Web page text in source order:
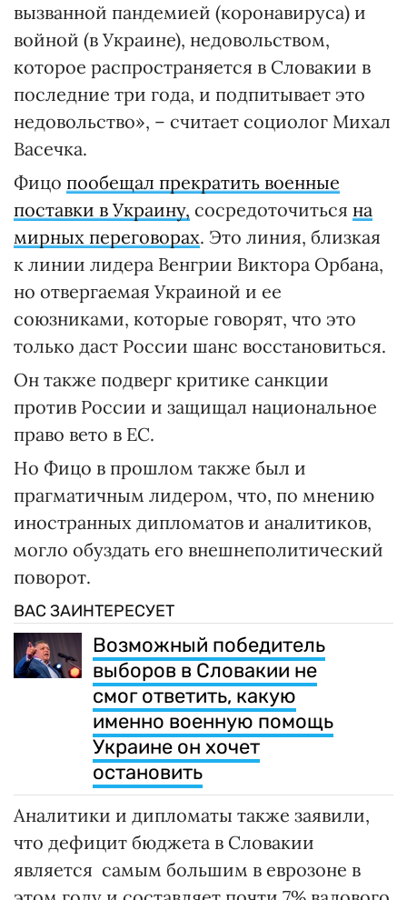
вызванной пандемией (коронавируса) и
войной (в Украине), недовольством,
которое распространяется в Словакии в
последние три года, и подпитывает это
недовольство», – считает социолог Михал
Васечка.
Фицо пообещал прекратить военные
поставки в Украину, сосредоточиться на
мирных переговорах. Это линия, близкая
к линии лидера Венгрии Виктора Орбана,
но отвергаемая Украиной и ее
союзниками, которые говорят, что это
только даст России шанс восстановиться.
Он также подверг критике санкции
против России и защищал национальное
право вето в ЕС.
Но Фицо в прошлом также был и
прагматичным лидером, что, по мнению
иностранных дипломатов и аналитиков,
могло обуздать его внешнеполитический
поворот.
ВАС ЗАИНТЕРЕСУЕТ
Возможный победитель
выборов в Словакии не
смог ответить, какую
именно военную помощь
Украине он хочет
остановить
Аналитики и дипломаты также заявили,
что дефицит бюджета в Словакии
является самым большим в еврозоне в